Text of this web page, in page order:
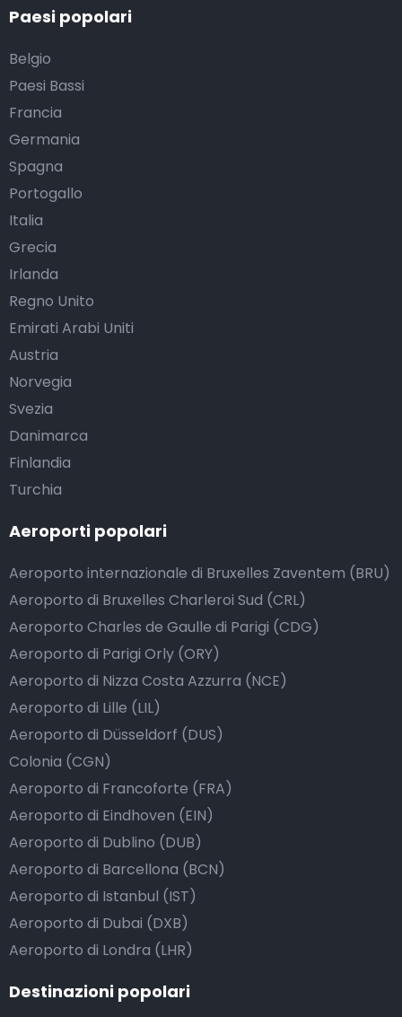
Paesi popolari
Belgio
Paesi Bassi
Francia
Germania
Spagna
Portogallo
Italia
Grecia
Irlanda
Regno Unito
Emirati Arabi Uniti
Austria
Norvegia
Svezia
Danimarca
Finlandia
Turchia
Aeroporti popolari
Aeroporto internazionale di Bruxelles Zaventem (BRU)
Aeroporto di Bruxelles Charleroi Sud (CRL)
Aeroporto Charles de Gaulle di Parigi (CDG)
Aeroporto di Parigi Orly (ORY)
Aeroporto di Nizza Costa Azzurra (NCE)
Aeroporto di Lille (LIL)
Aeroporto di Düsseldorf (DUS)
Colonia (CGN)
Aeroporto di Francoforte (FRA)
Aeroporto di Eindhoven (EIN)
Aeroporto di Dublino (DUB)
Aeroporto di Barcellona (BCN)
Aeroporto di Istanbul (IST)
Aeroporto di Dubai (DXB)
Aeroporto di Londra (LHR)
Destinazioni popolari